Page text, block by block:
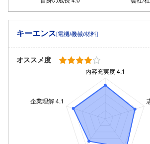
キーエンス[電機/機械/材料]
オススメ度